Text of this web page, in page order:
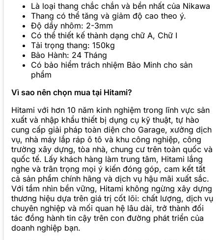
Là loại thang chắc chắn và bền nhất của Nikawa
Thang có thể tăng và giảm độ cao theo ý.
Độ dầy nhôm: 2-3mm
Có thể thiết kế thành dạng chữ A, Chữ I
Tải trọng thang: 150kg
Bảo Hành: 24 Tháng
Có bảo hiểm trách nhiệm Bảo Minh cho sản
phẩm
Vì sao nên chọn mua tại Hitami?
Hitami với hơn 10 năm kinh nghiệm trong lĩnh vực sản
xuất và nhập khẩu thiết bị dụng cụ kỹ thuật, tự hào
cung cấp giải pháp toàn diện cho Garage, xưởng dịch
vụ, nhà máy lắp ráp ô tô và khu công nghiệp, công
trường xây dựng, tòa nhà, chung cư trên toàn quốc và
quốc tế. Lấy khách hàng làm trung tâm, Hitami lắng
nghe và trân trọng mọi ý kiến đóng góp, cam kết tất
cả sản phẩm chính hãng và dịch vụ hậu mãi xuất sắc.
Với tầm nhìn bền vững, Hitami không ngừng xây dựng
thương hiệu dựa trên giá trị cốt lõi: chất lượng, dịch vụ
chuyên nghiệp và mối quan hệ lâu dài, trở thành đối
tác đồng hành tin cậy trên con đường phát triển của
doanh nghiệp bạn.